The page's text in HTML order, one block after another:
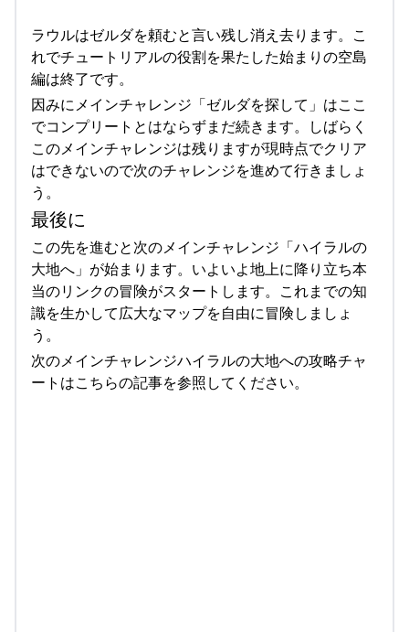
ラウルはゼルダを頼むと言い残し消え去ります。こ
れでチュートリアルの役割を果たした始まりの空島
編は終了です。
因みにメインチャレンジ「ゼルダを探して」はここ
でコンプリートとはならずまだ続きます。しばらく
このメインチャレンジは残りますが現時点でクリア
はできないので次のチャレンジを進めて行きましょ
う。
最後に
この先を進むと次のメインチャレンジ「ハイラルの
大地へ」が始まります。いよいよ地上に降り立ち本
当のリンクの冒険がスタートします。これまでの知
識を生かして広大なマップを自由に冒険しましょ
う。
次のメインチャレンジハイラルの大地への攻略チャ
ートはこちらの記事を参照してください。